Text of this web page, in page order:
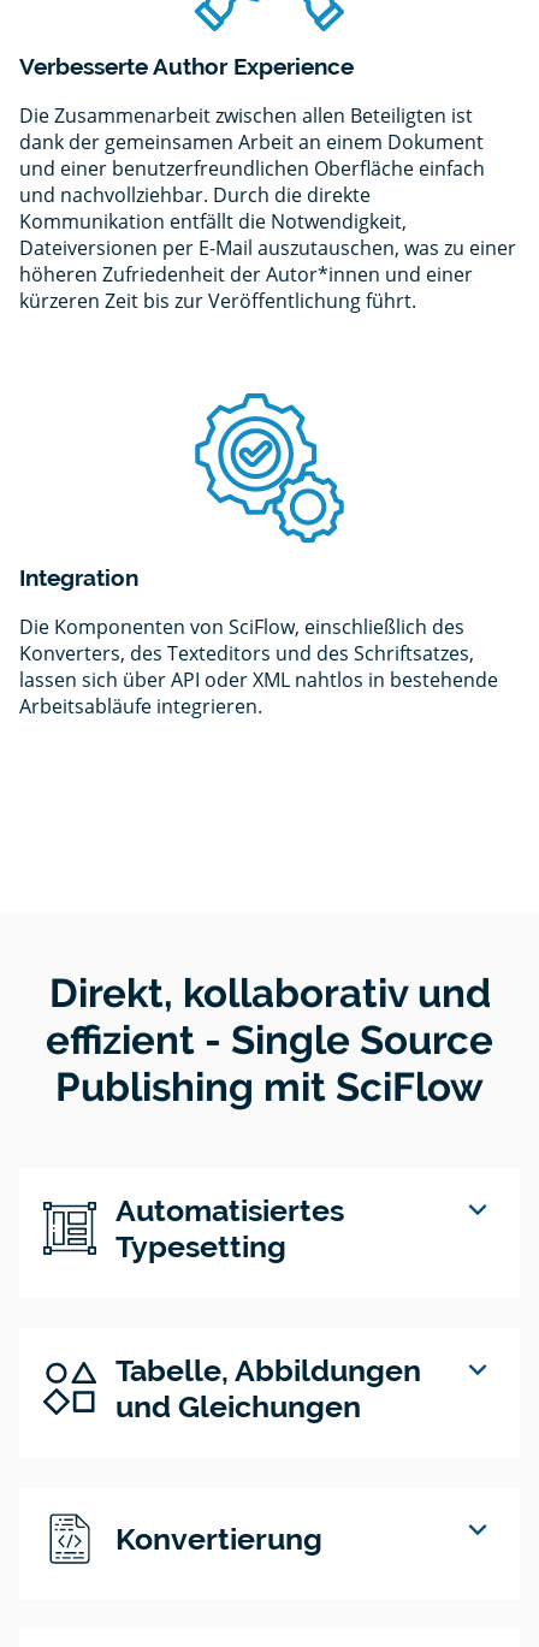
Verbesserte Author Experience
Die Zusammenarbeit zwischen allen Beteiligten ist
dank der gemeinsamen Arbeit an einem Dokument
und einer benutzerfreundlichen Oberfläche einfach
und nachvollziehbar. Durch die direkte
Kommunikation entfällt die Notwendigkeit,
Dateiversionen per E-Mail auszutauschen, was zu einer
höheren Zufriedenheit der Autor*innen und einer
kürzeren Zeit bis zur Veröffentlichung führt.
Integration
Die Komponenten von SciFlow, einschließlich des
Konverters, des Texteditors und des Schriftsatzes,
lassen sich über API oder XML nahtlos in bestehende
Arbeitsabläufe integrieren.
Direkt, kollaborativ und
effizient - Single Source
Publishing mit SciFlow
expand_more
Automatisiertes
Typesetting
expand_more
Tabelle, Abbildungen
und Gleichungen
expand_more
Konvertierung